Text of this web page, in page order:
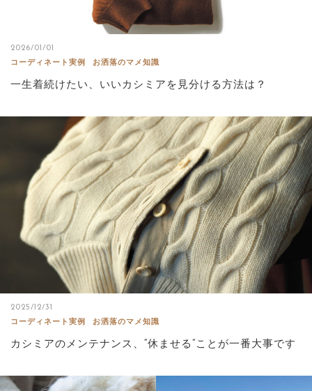
2026/01/01
コーディネート実例
お洒落のマメ知識
一生着続けたい、いいカシミアを見分ける方法は？
2025/12/31
コーディネート実例
お洒落のマメ知識
カシミアのメンテナンス、“休ませる”ことが一番大事です